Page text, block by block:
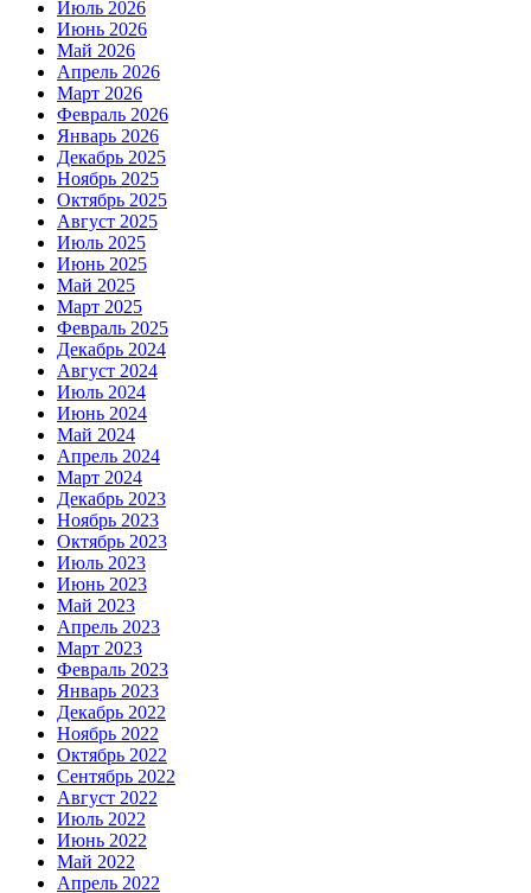
Июль 2026
Июнь 2026
Май 2026
Апрель 2026
Март 2026
Февраль 2026
Январь 2026
Декабрь 2025
Ноябрь 2025
Октябрь 2025
Август 2025
Июль 2025
Июнь 2025
Май 2025
Март 2025
Февраль 2025
Декабрь 2024
Август 2024
Июль 2024
Июнь 2024
Май 2024
Апрель 2024
Март 2024
Декабрь 2023
Ноябрь 2023
Октябрь 2023
Июль 2023
Июнь 2023
Май 2023
Апрель 2023
Март 2023
Февраль 2023
Январь 2023
Декабрь 2022
Ноябрь 2022
Октябрь 2022
Сентябрь 2022
Август 2022
Июль 2022
Июнь 2022
Май 2022
Апрель 2022